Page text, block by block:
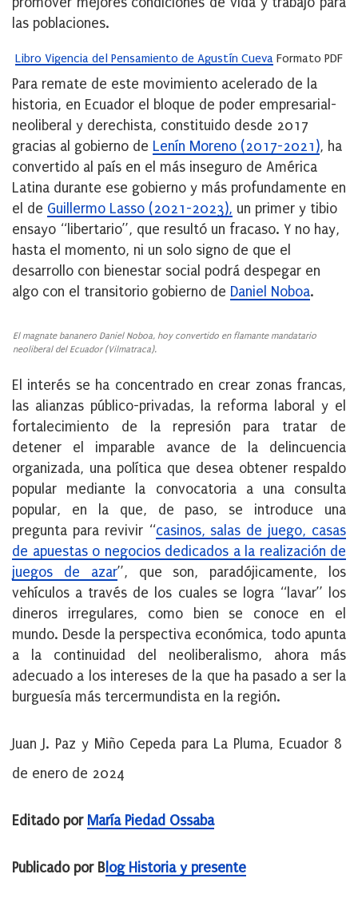
las poblaciones.
Libro Vigencia del Pensamiento de Agustín Cueva Formato PDF
Para remate de este movimiento acelerado de la
historia, en Ecuador el bloque de poder empresarial-
neoliberal y derechista, constituido desde 2017
gracias al gobierno de Lenín Moreno (2017-2021), ha
convertido al país en el más inseguro de América
Latina durante ese gobierno y más profundamente en
el de Guillermo Lasso (2021-2023), un primer y tibio
ensayo “libertario”, que resultó un fracaso. Y no hay,
hasta el momento, ni un solo signo de que el
desarrollo con bienestar social podrá despegar en
algo con el transitorio gobierno de Daniel Noboa.
El magnate bananero Daniel Noboa, hoy convertido en flamante mandatario
neoliberal del Ecuador (Vilmatraca).
El interés se ha concentrado en crear zonas francas,
las alianzas público-privadas, la reforma laboral y el
fortalecimiento de la represión para tratar de
detener el imparable avance de la delincuencia
organizada, una política que desea obtener respaldo
popular mediante la convocatoria a una consulta
popular, en la que, de paso, se introduce una
pregunta para revivir “casinos, salas de juego, casas
de apuestas o negocios dedicados a la realización de
juegos de azar”, que son, paradójicamente, los
vehículos a través de los cuales se logra “lavar” los
dineros irregulares, como bien se conoce en el
mundo. Desde la perspectiva económica, todo apunta
a la continuidad del neoliberalismo, ahora más
adecuado a los intereses de la que ha pasado a ser la
burguesía más tercermundista en la región.
Juan J. Paz y Miño Cepeda para La Pluma, Ecuador 8
de enero de 2024
Editado por María Piedad Ossaba
Publicado por B log Historia y presente